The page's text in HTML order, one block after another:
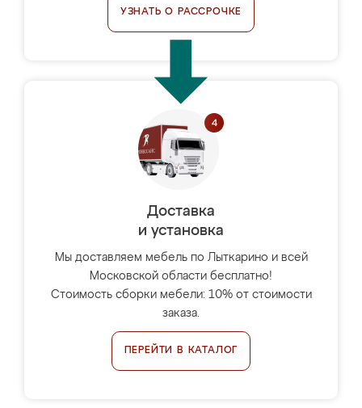
УЗНАТЬ О РАССРОЧКЕ
Доставка
и установка
Мы доставляем мебель по Лыткарино и всей
Московской области бесплатно!
Стоимость сборки мебели: 10% от стоимости
заказа.
ПЕРЕЙТИ В КАТАЛОГ